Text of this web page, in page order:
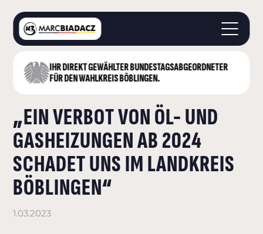
IHR DIREKT GEWÄHLTER BUNDESTAGS­ABGEORDNETER
FÜR DEN WAHLKREIS BÖBLINGEN.
STARTSEITE
LANDKREIS BÖBLINGEN
DEUTSCHER BUNDESTAG
AKTUELLES
KONTAKT
„EIN VERBOT VON ÖL- UND
GASHEIZUNGEN AB 2024
SCHADET UNS IM LANDKREIS
BÖBLINGEN“
1.03.2023